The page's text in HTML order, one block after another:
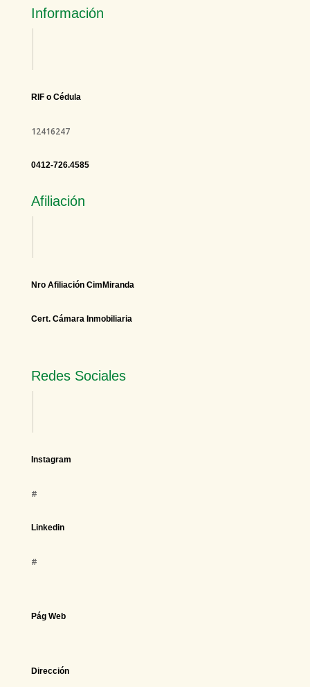
Información
RIF o Cédula
12416247
0412-726.4585
Afiliación
Nro Afiliación CimMiranda
Cert. Cámara Inmobiliaria
Redes Sociales
Instagram
#
Linkedin
#
Pág Web
Dirección